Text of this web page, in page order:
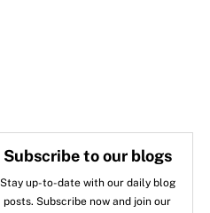
Subscribe to our blogs
Stay up-to-date with our daily blog
posts. Subscribe now and join our